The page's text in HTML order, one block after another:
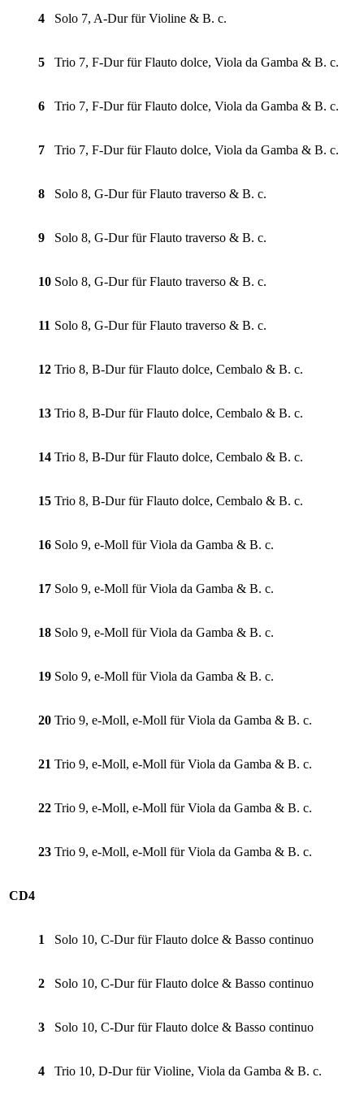
4 Solo 7, A-Dur für Violine & B. c.
5 Trio 7, F-Dur für Flauto dolce, Viola da Gamba & B. c.
6 Trio 7, F-Dur für Flauto dolce, Viola da Gamba & B. c.
7 Trio 7, F-Dur für Flauto dolce, Viola da Gamba & B. c.
8 Solo 8, G-Dur für Flauto traverso & B. c.
9 Solo 8, G-Dur für Flauto traverso & B. c.
10 Solo 8, G-Dur für Flauto traverso & B. c.
11 Solo 8, G-Dur für Flauto traverso & B. c.
12 Trio 8, B-Dur für Flauto dolce, Cembalo & B. c.
13 Trio 8, B-Dur für Flauto dolce, Cembalo & B. c.
14 Trio 8, B-Dur für Flauto dolce, Cembalo & B. c.
15 Trio 8, B-Dur für Flauto dolce, Cembalo & B. c.
16 Solo 9, e-Moll für Viola da Gamba & B. c.
17 Solo 9, e-Moll für Viola da Gamba & B. c.
18 Solo 9, e-Moll für Viola da Gamba & B. c.
19 Solo 9, e-Moll für Viola da Gamba & B. c.
20 Trio 9, e-Moll, e-Moll für Viola da Gamba & B. c.
21 Trio 9, e-Moll, e-Moll für Viola da Gamba & B. c.
22 Trio 9, e-Moll, e-Moll für Viola da Gamba & B. c.
23 Trio 9, e-Moll, e-Moll für Viola da Gamba & B. c.
CD4
1 Solo 10, C-Dur für Flauto dolce & Basso continuo
2 Solo 10, C-Dur für Flauto dolce & Basso continuo
3 Solo 10, C-Dur für Flauto dolce & Basso continuo
4 Trio 10, D-Dur für Violine, Viola da Gamba & B. c.